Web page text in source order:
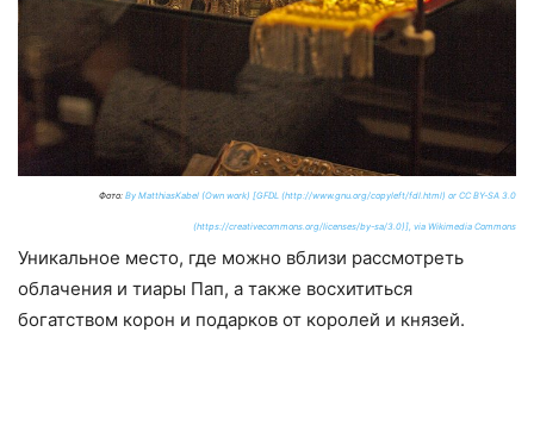
Фото: By MatthiasKabel (Own work) [GFDL (http://www.gnu.org/copyleft/fdl.html) or CC BY-SA 3.0
(https://creativecommons.org/licenses/by-sa/3.0)], via Wikimedia Commons
Уникальное место, где можно вблизи рассмотреть
облачения и тиары Пап, а также восхититься
богатством корон и подарков от королей и князей.